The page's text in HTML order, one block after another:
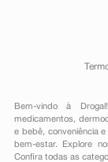
Bem-vindo à
medicamentos ,
e bebê, conveniênciae
bem-estar. Explore
Confira todas as